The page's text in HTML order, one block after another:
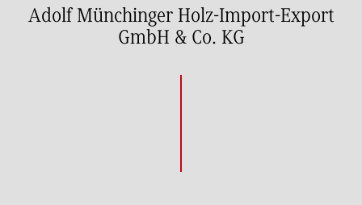
Adolf Münchinger Holz-Import-Export
GmbH & Co. KG